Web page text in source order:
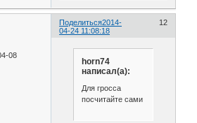
Поделиться 12
2014-
04-24 11:08:18
08
horn74
написал(а):
Для гросса
посчитайте сами